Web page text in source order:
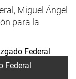
Miguel Ángel
para la
Federal